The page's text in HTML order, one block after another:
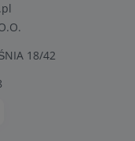
18/42